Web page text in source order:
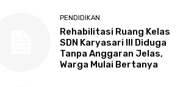
PENDIDIKAN
Rehabilitasi Ruang Kelas
SDN Karyasari III Diduga
Tanpa Anggaran Jelas,
Warga Mulai Bertanya